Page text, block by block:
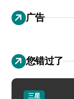
广告
您错过了
三星